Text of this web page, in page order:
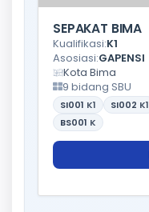
SEPAKAT BIMA
Kualifikasi:K1
Asosiasi:GAPENSI
Kota Bima
9 bidang SBU
SI001 K1 SI002 K1
BS001 K